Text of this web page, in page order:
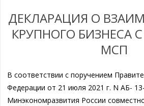
ДЕКЛАРАЦИЯ О
КРУПНОГО БИЗНЕСА
МСП
В соответствии с поручением
Федерации от 21 июля 2021 г. N АБ-
Минэкономразвития России